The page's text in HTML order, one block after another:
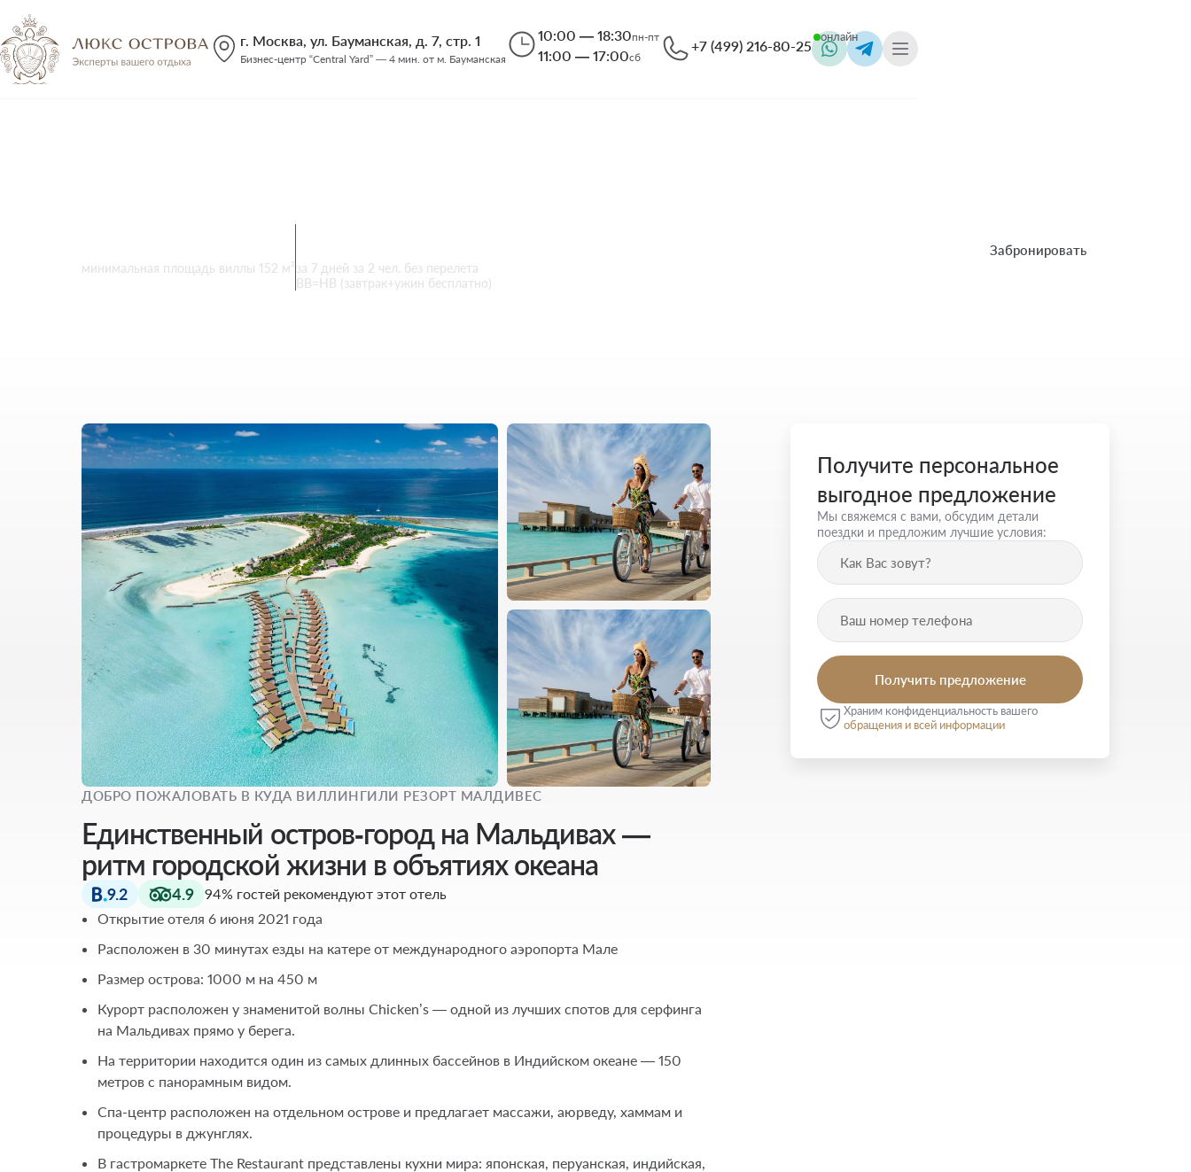
г. Москва, ул. Бауманская, д. 7, стр. 1
Бизнес-центр “Central Yard” — 4 мин. от м. Бауманская
10:00 — 18:30пн-пт
11:00 — 17:00сб
+7 (499) 216-80-25
онлайн
минимальная площадь виллы 152 м² за 7 дней за 2 чел. без перелета
ВB=НВ (завтрак+ужин бесплатно)
Забронировать
ДОБРО ПОЖАЛОВАТЬ В КУДА ВИЛЛИНГИЛИ РЕЗОРТ МАЛДИВЕС
Единственный остров‑город на Мальдивах —
ритм городской жизни в объятиях океана
9.2 4.9
94% гостей рекомендуют этот отель
Открытие отеля 6 июня 2021 года
Расположен в 30 минутах езды на катере от международного аэропорта Мале
Размер острова: 1000 м на 450 м
Курорт расположен у знаменитой волны Chicken’s — одной из лучших спотов для серфинга
на Мальдивах прямо у берега.
На территории находится один из самых длинных бассейнов в Индийском океане — 150
метров с панорамным видом.
Спа-центр расположен на отдельном острове и предлагает массажи, аюрведу, хаммам и
процедуры в джунглях.
В гастромаркете The Restaurant представлены кухни мира: японская, перуанская, индийская,
Получите персональное
выгодное предложение
Мы свяжемся с вами, обсудим детали
поездки и предложим лучшие условия:
Храним конфиденциальность вашего
обращения и всей информации